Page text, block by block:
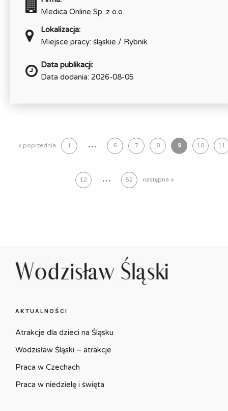
Medica Online Sp. z o.o.
Lokalizacja:
Miejsce pracy: śląskie / Rybnik
Data publikacji:
Data dodania: 2026-08-05
« poprzednia 1 ... 6 7 8 9 10 11
12 ... 52 następna »
AKTUALNOŚCI
Atrakcje dla dzieci na Śląsku
Wodzisław Śląski – atrakcje
Praca w Czechach
Praca w niedzielę i święta